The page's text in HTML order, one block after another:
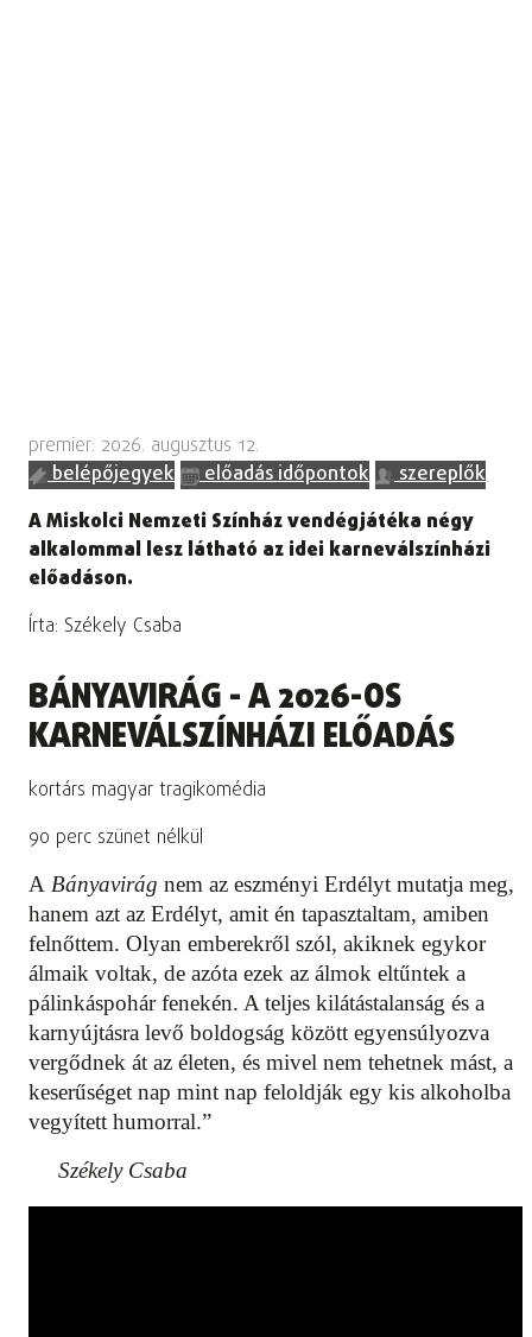
premier: 2026. augusztus 12.
belépőjegyek
előadás időpontok
szereplők
A Miskolci Nemzeti Színház vendégjátéka négy
alkalommal lesz látható az idei karneválszínházi
előadáson.
Írta: Székely Csaba
BÁNYAVIRÁG - A 2026-OS
KARNEVÁLSZÍNHÁZI ELŐADÁS
kortárs magyar tragikomédia
90 perc szünet nélkül
A Bányavirág nem az eszményi Erdélyt mutatja meg,
hanem azt az Erdélyt, amit én tapasztaltam, amiben
felnőttem. Olyan emberekről szól, akiknek egykor
álmaik voltak, de azóta ezek az álmok eltűntek a
pálinkáspohár fenekén. A teljes kilátástalanság és a
karnyújtásra levő boldogság között egyensúlyozva
vergődnek át az életen, és mivel nem tehetnek mást, a
keserűséget nap mint nap feloldják egy kis alkoholba
vegyített humorral.”
Székely Csaba